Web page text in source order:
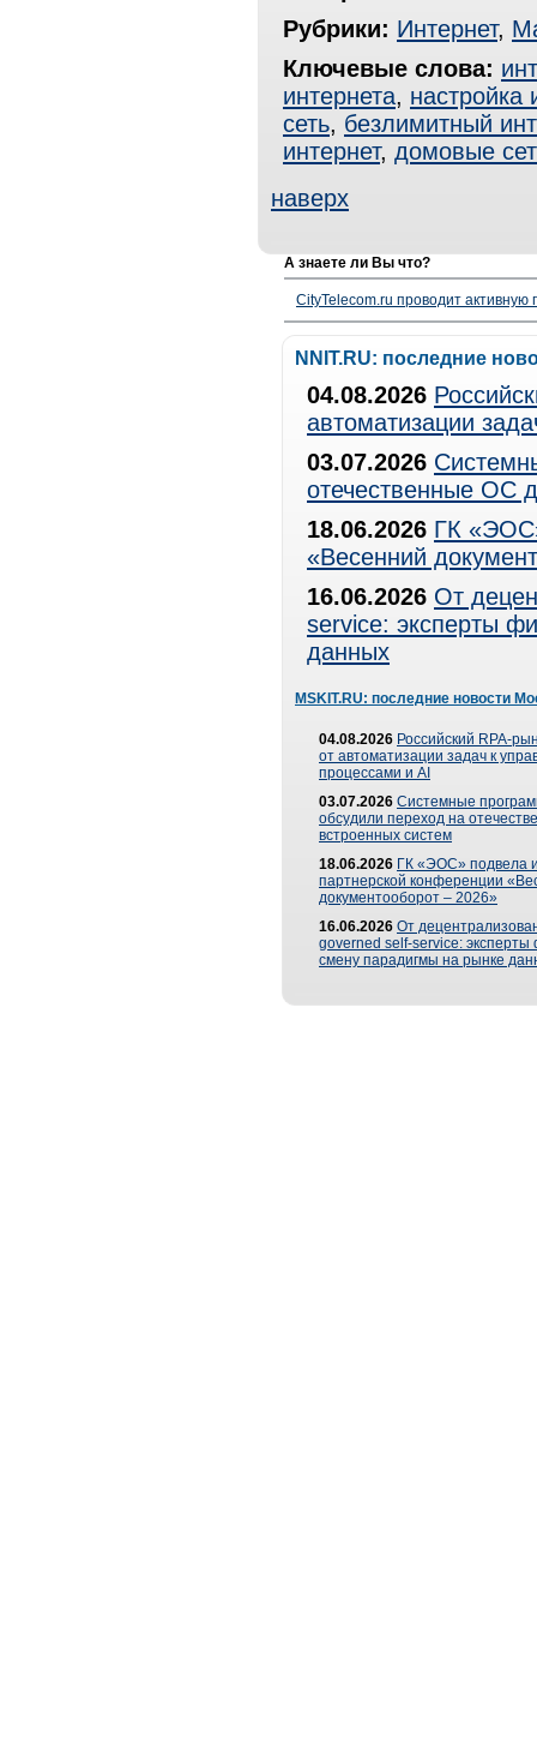
Рубрики: Интернет,
Ключевые слова:
интернета, настройка
сеть, безлимитный
интернет, домовые
наверх
А знаете ли Вы что?
CityTelecom.ru проводит активную
NNIT.RU: последние
04.08.2026
автоматизации
03.07.2026
отечественные ОС
18.06.2026 ГК
«Весенний
16.06.2026 От
service: эксперты
данных
MSKIT.RU: последние новости
04.08.2026 Российский RPA-
от автоматизации задач к
процессами и AI
03.07.2026 Системные
обсудили переход на
встроенных систем
18.06.2026 ГК «ЭОС» подвела
партнерской конференции
документооборот – 2026»
16.06.2026 От
governed self-service: эксперты
смену парадигмы на рынке